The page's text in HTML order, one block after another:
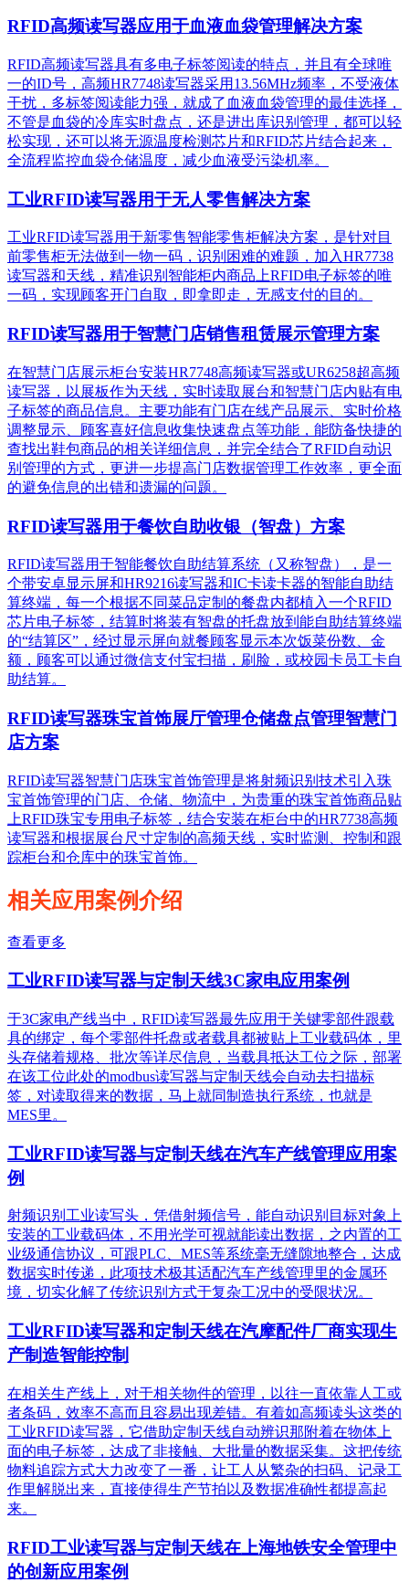
RFID高频读写器应用于血液血袋管理解决方案
RFID高频读写器具有多电子标签阅读的特点，并且有全球唯
一的ID号，高频HR7748读写器采用13.56MHz频率，不受液体
干扰，多标签阅读能力强，就成了血液血袋管理的最佳选择，
不管是血袋的冷库实时盘点，还是进出库识别管理，都可以轻
松实现，还可以将无源温度检测芯片和RFID芯片结合起来，
全流程监控血袋仓储温度，减少血液受污染机率。
工业RFID读写器用于无人零售解决方案
工业RFID读写器用于新零售智能零售柜解决方案，是针对目
前零售柜无法做到一物一码，识别困难的难题，加入HR7738
读写器和天线，精准识别​智能柜内商品上RFID电子标签的唯
一码，实现顾客开门自取，即拿即走，无感支付的目的。
RFID读写器用于智慧门店销售租赁展示管理方案
在智慧门店展示柜台安装HR7748高频读写器或UR6258超高频
读写器，以展板作为天线，实时读取展台和智慧门店内贴有电
子标签的商品信息。主要功能有门店在线产品展示、实时价格
调整显示、顾客喜好信息收集快速盘点等功能，能防备快捷的
查找出鞋包商品的相关详细信息，并完全结合了RFID自动识
别管理的方式，更进一步提高门店数据管理工作效率，更全面
的避免信息的出错和遗漏的问题。
RFID读写器用于餐饮自助收银（智盘）方案
RFID读写器用于智能餐饮自助结算系统（又称智盘），是一
个带安卓显示屏和HR9216读写器和IC卡读卡器的智能自助结
算终端，每一个根据不同菜品定制的餐盘内都植入一个RFID
芯片电子标签，结算时将装有智盘的托盘放到能自助结算终端
的“结算区”，经过显示屏向就餐顾客显示本次饭菜份数、金
额，顾客可以通过微信支付宝扫描，刷脸，或校园卡员工卡自
助结算。
RFID读写器珠宝首饰展厅管理仓储盘点管理智慧门
店方案
RFID读写器智慧门店珠宝首饰管理是将射频识别技术引入珠
宝首饰管理的门店、仓储、物流中，为贵重的珠宝首饰商品贴
上RFID珠宝专用电子标签，结合安装在柜台中的HR7738高频
读写器和根据展台尺寸定制的高频天线，实时监测、控制和跟
踪柜台和仓库中的珠宝首饰。
相关应用案例介绍
查看更多
工业RFID读写器与定制天线3C家电应用案例
于3C家电产线当中，RFID读写器最先应用于关键零部件跟载
具的绑定，每个零部件托盘或者载具都被贴上工业载码体，里
头存储着规格、批次等详尽信息，当载具抵达工位之际，部署
在该工位此处的modbus读写器与定制天线会自动去扫描标
签，对读取得来的数据，马上就同制造执行系统，也就是
MES里。
工业RFID读写器与定制天线在汽车产线管理应用案
例
射频识别工业读写头，凭借射频信号，能自动识别目标对象上
安装的工业载码体，不用光学可视就能读出数据，之内置的工
业级通信协议，可跟PLC、MES等系统毫无缝隙地整合，达成
数据实时传递，此项技术极其适配汽车产线管理里的金属环
境，切实化解了传统识别方式于复杂工况中的受限状况。
工业RFID读写器和定制天线在汽摩配件厂商实现生
产制造智能控制
在相关生产线上，对于相关物件的管理，以往一直依靠人工或
者条码，效率不高而且容易出现差错。有着如高频读头这类的
工业RFID读写器，它借助定制天线自动辨识那附着在物体上
面的电子标签，达成了非接触、大批量的数据采集。这把传统
物料追踪方式大力改变了一番，让工人从繁杂的扫码、记录工
作里解脱出来，直接使得生产节拍以及数据准确性都提高起
来。
RFID工业读写器与定制天线在上海地铁安全管理中
的创新应用案例